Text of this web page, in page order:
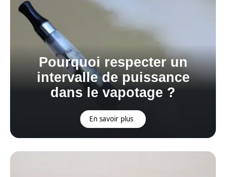
Pourquoi respecter un
intervalle de puissance
dans le vapotage ?
En savoir plus